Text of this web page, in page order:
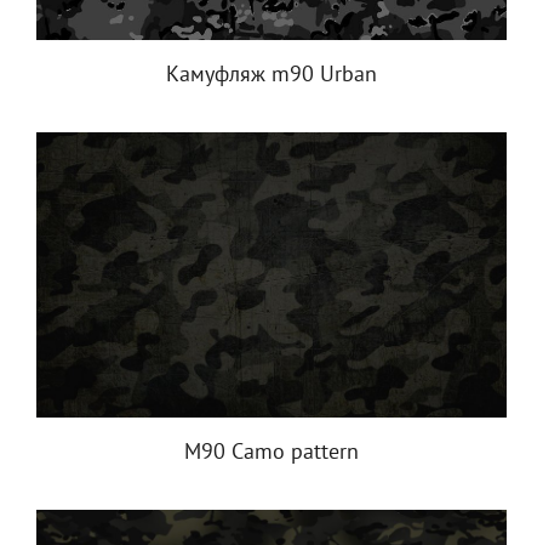
Камуфляж m90 Urban
M90 Camo pattern